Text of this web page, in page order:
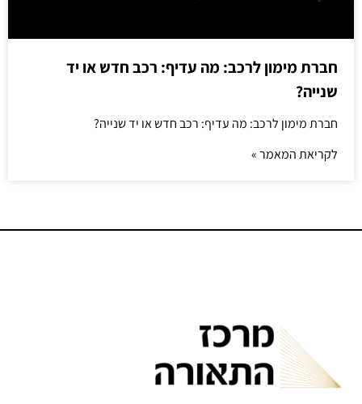
חברת מימון לרכב: מה עדיף: רכב חדש או יד
שנייה?
חברת מימון לרכב: מה עדיף: רכב חדש או יד שנייה?
לקריאת המאמר »